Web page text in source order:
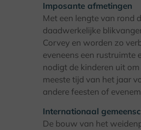
Imposante afmetingen
Met een lengte van rond
daadwerkelijke
Corvey en worden zo
eveneens een rustruimte
nodigt de kinderen uit
meeste tijd van het jaar
andere feesten of
Internationaal
De bouw van het